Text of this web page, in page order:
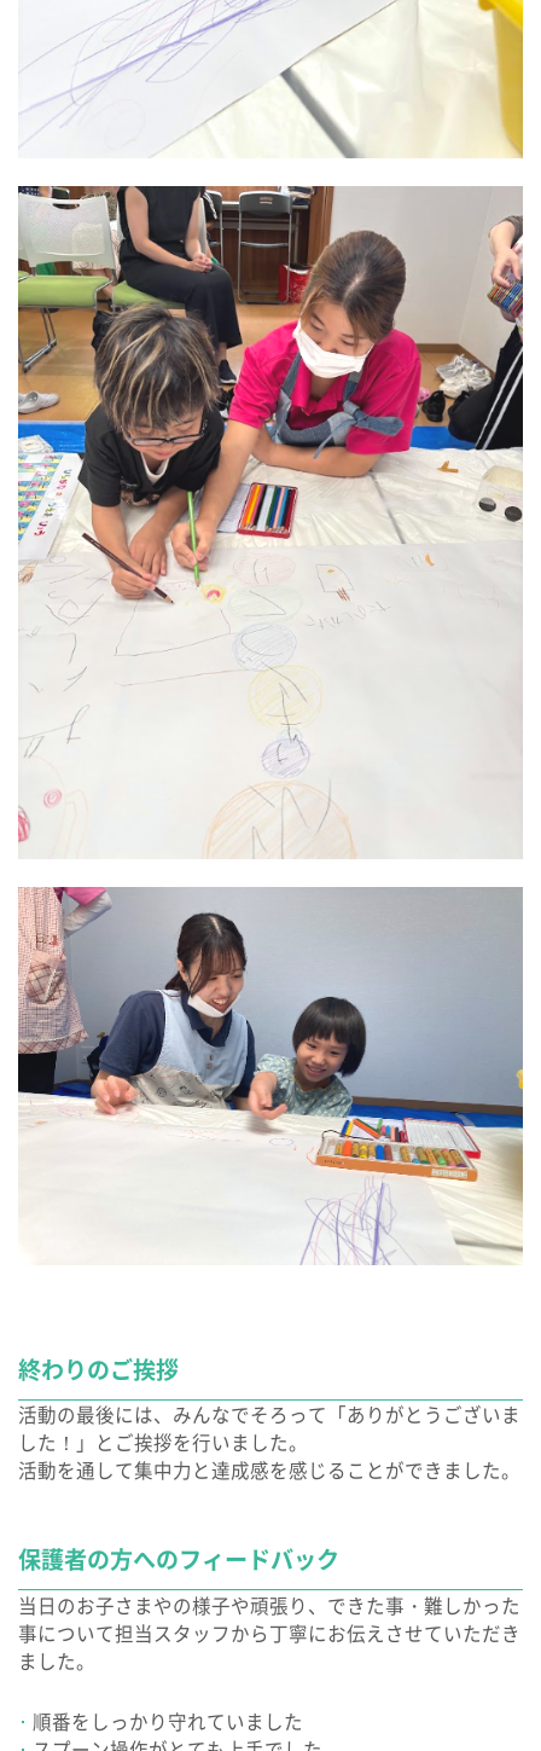
終わりのご挨拶
活動の最後には、みんなでそろって「ありがとうございま
した！」とご挨拶を行いました。
活動を通して集中力と達成感を感じることができました。
保護者の方へのフィードバック
当日のお子さまやの様子や頑張り、できた事・難しかった
事について担当スタッフから丁寧にお伝えさせていただき
ました。
順番をしっかり守れていました